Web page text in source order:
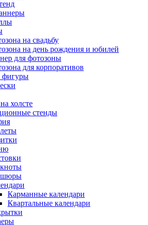
на свадьбу
на день рождения и юбилей
для фотозоны
для корпоративов
фигуры
холсте
стенды
Карманные календари
Квартальные календари